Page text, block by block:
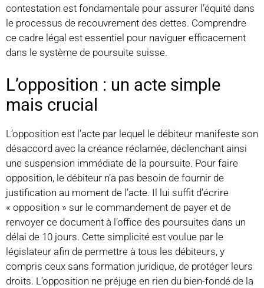
contestation est fondamentale pour assurer l’équité dans
le processus de recouvrement des dettes. Comprendre
ce cadre légal est essentiel pour naviguer efficacement
dans le système de poursuite suisse.
L’opposition : un acte simple
mais crucial
L’opposition est l’acte par lequel le débiteur manifeste son
désaccord avec la créance réclamée, déclenchant ainsi
une suspension immédiate de la poursuite. Pour faire
opposition, le débiteur n’a pas besoin de fournir de
justification au moment de l’acte. Il lui suffit d’écrire
« opposition » sur le commandement de payer et de
renvoyer ce document à l’office des poursuites dans un
délai de 10 jours. Cette simplicité est voulue par le
législateur afin de permettre à tous les débiteurs, y
compris ceux sans formation juridique, de protéger leurs
droits. L’opposition ne préjuge en rien du bien-fondé de la